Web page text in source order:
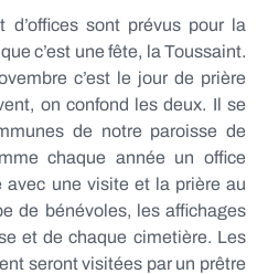
d’offices sont prévus pour la
c’est une fête, la Toussaint.
c’est le jour de prière
on confond les deux. Il se
de notre paroisse de
chaque année un office
avec une visite et la prière au
de bénévoles, les affichages
et de chaque cimetière. Les
seront visitées par un prêtre